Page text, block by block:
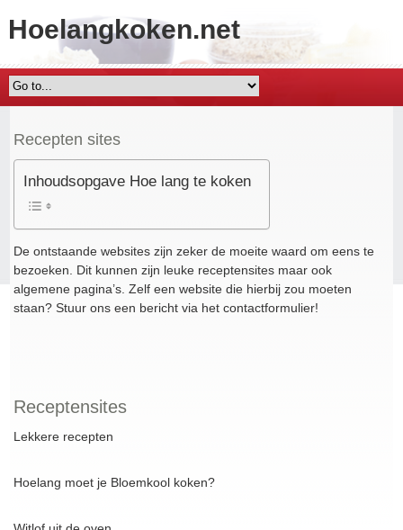
Hoelangkoken.net
Recepten sites
Inhoudsopgave Hoe lang te koken
De ontstaande websites zijn zeker de moeite waard om eens te
bezoeken. Dit kunnen zijn leuke receptensites maar ook
algemene pagina’s. Zelf een website die hierbij zou moeten
staan? Stuur ons een bericht via hetcontactformulier!
Receptensites
Lekkere recepten
Hoelang moet je Bloemkool koken?